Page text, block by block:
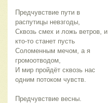
Предчувствие пути в
распутицы невзгоды,
Сквозь смех и ложь ветров, и
кто-то станет пусть
Соломенным мечом, а я
громоотводом,
И мир пройдёт сквозь нас
одним потоком чувств.
Предчувствие весны.